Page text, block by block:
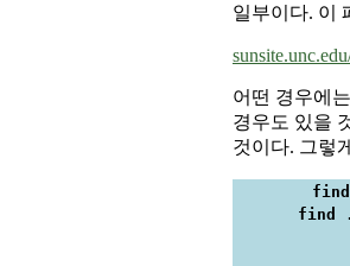
일부이다. 이
어떤 경우에
경우도 있을
것이다. 그렇
find